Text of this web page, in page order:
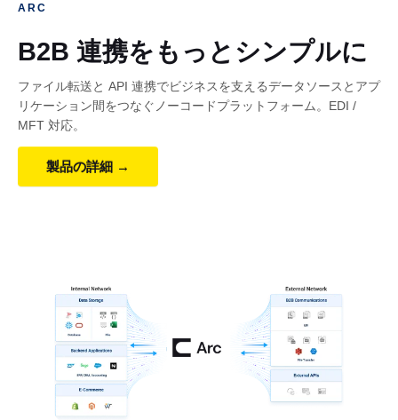
ARC
B2B 連携をもっとシンプルに
ファイル転送と API 連携でビジネスを支えるデータソースとアプ
リケーション間をつなぐノーコードプラットフォーム。EDI /
MFT 対応。
製品の詳細 →